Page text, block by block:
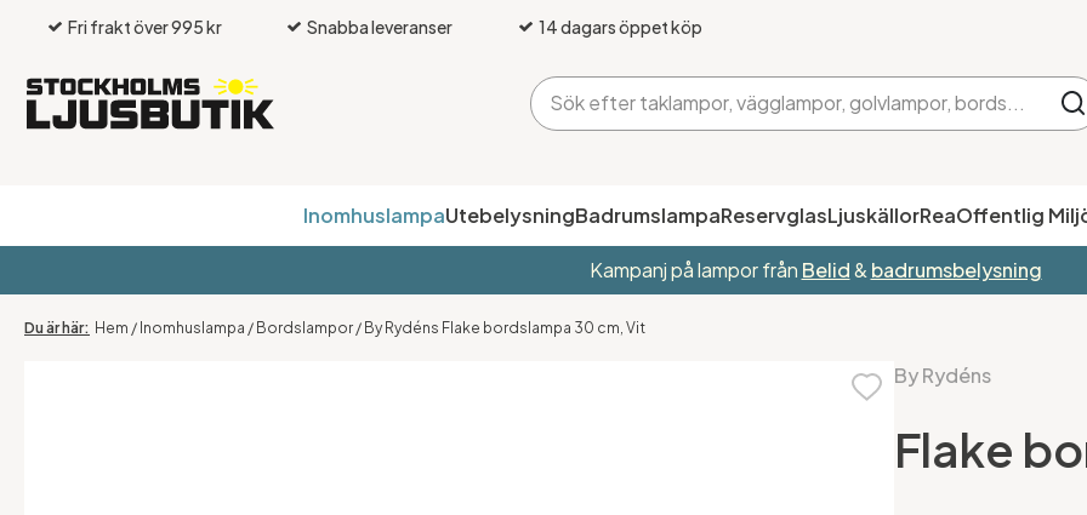
Fri frakt över 995 kr Snabba leveranser 14 dagars öppet köp
InomhuslampaUtebelysningBadrumslampaReservglasLjuskällorReaOffentlig
Kampanj på lampor från Belid& badrumsbelysning
Hem / Inomhuslampa / Bordslampor / By Rydéns Flake bordslampa 30 cm, Vit
By Rydéns
Flake